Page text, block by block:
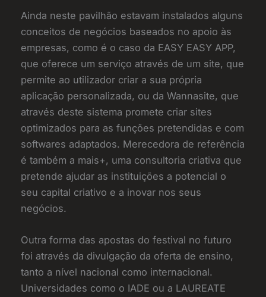
Ainda neste pavilhão estavam instalados alguns
conceitos de negócios baseados no apoio às
empresas, como é o caso da EASY EASY APP,
que oferece um serviço através de um site, que
permite ao utilizador criar a sua própria
aplicação personalizada, ou da Wannasite, que
através deste sistema promete criar sites
optimizados para as funções pretendidas e com
softwares adaptados. Merecedora de referência
é também a mais+, uma consultoria criativa que
pretende ajudar as instituições a potencial o
seu capital criativo e a inovar nos seus
negócios.
Outra forma das apostas do festival no futuro
foi através da divulgação da oferta de ensino,
tanto a nível nacional como internacional.
Universidades como o IADE ou a LAUREATE